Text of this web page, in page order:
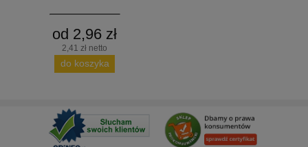
od 2,96 zł
2,41 zł netto
do koszyka